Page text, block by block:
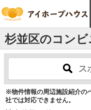
杉並区のコン
ス
※物件情報の周辺施設紹介の
社では対応できません。